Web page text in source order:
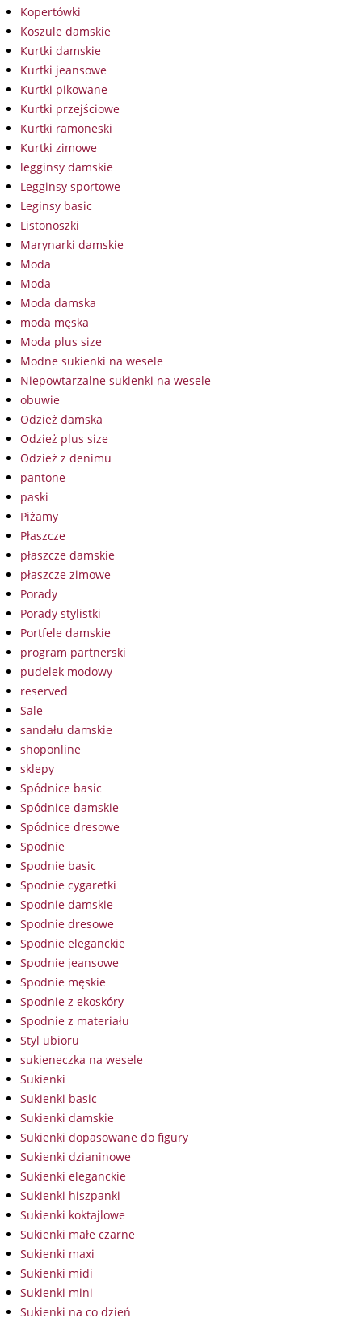
Kopertówki
Koszule damskie
Kurtki damskie
Kurtki jeansowe
Kurtki pikowane
Kurtki przejściowe
Kurtki ramoneski
Kurtki zimowe
legginsy damskie
Legginsy sportowe
Leginsy basic
Listonoszki
Marynarki damskie
Moda
Moda
Moda damska
moda męska
Moda plus size
Modne sukienki na wesele
Niepowtarzalne sukienki na wesele
obuwie
Odzież damska
Odzież plus size
Odzież z denimu
pantone
paski
Piżamy
Płaszcze
płaszcze damskie
płaszcze zimowe
Porady
Porady stylistki
Portfele damskie
program partnerski
pudelek modowy
reserved
Sale
sandału damskie
shoponline
sklepy
Spódnice basic
Spódnice damskie
Spódnice dresowe
Spodnie
Spodnie basic
Spodnie cygaretki
Spodnie damskie
Spodnie dresowe
Spodnie eleganckie
Spodnie jeansowe
Spodnie męskie
Spodnie z ekoskóry
Spodnie z materiału
Styl ubioru
sukieneczka na wesele
Sukienki
Sukienki basic
Sukienki damskie
Sukienki dopasowane do figury
Sukienki dzianinowe
Sukienki eleganckie
Sukienki hiszpanki
Sukienki koktajlowe
Sukienki małe czarne
Sukienki maxi
Sukienki midi
Sukienki mini
Sukienki na co dzień